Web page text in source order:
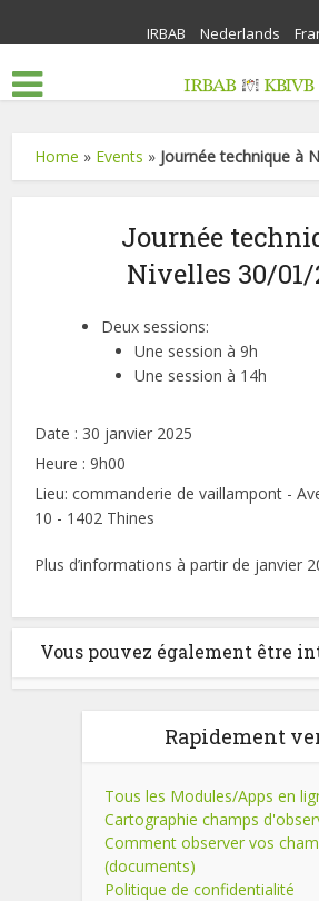
IRBAB Nederlands
Home » Events » Journée technique à
Journée
Nivelles 30/01/
Deux sessions:
Une session à 9h
Une session à 14h
Date : 30 janvier 2025
Heure :9h00
Lieu:commanderie de vaillampont -
10 - 1402 Thines
Plus d’informations à partir de janvier
Vous pouvez également être
Rapidement
Tous les Modules/Apps en
Cartographie champs
Comment observer vos
(documents)
Politique de confidentialité